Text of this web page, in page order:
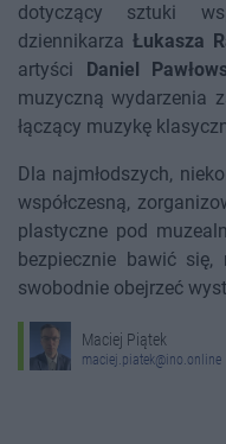
dotyczący sztuki
dziennikarza Łukasza
artyści
Daniel
muzyczną wydarzenia
łączący muzykę
Dla najmłodszych,
współczesną,
plastyczne pod
bezpiecznie bawić
swobodnie obejrzeć
Maciej Piątek
maciej.piatek@ino.online